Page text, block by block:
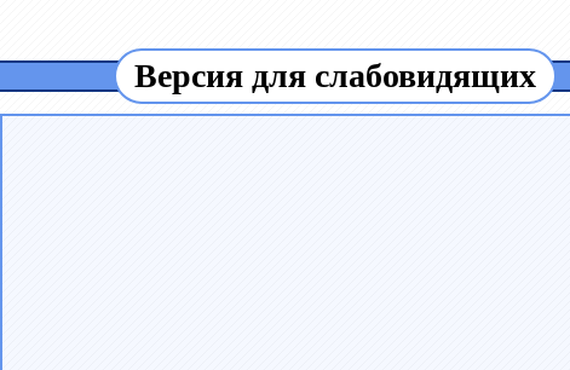
Версия для слабовидящих